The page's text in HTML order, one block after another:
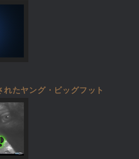
れたヤング・ビッグフット